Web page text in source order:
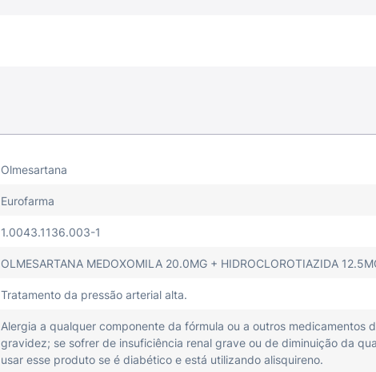
Olmesartana
Eurofarma
1.0043.1136.003-1
OLMESARTANA MEDOXOMILA 20.0MG + HIDROCLOROTIAZIDA
Tratamento da pressão arterial alta.
Alergia a qualquer componente da fórmula ou a outros medicamentos
gravidez; se sofrer de insuficiência renal grave ou de diminuição da
usar esse produto se é diabético e está utilizando alisquireno.